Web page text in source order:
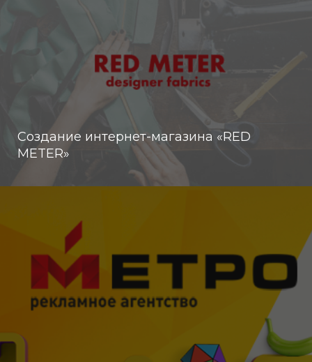
Создание интернет-магазина «RED
METER»